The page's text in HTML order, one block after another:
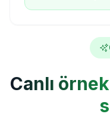
Canlı